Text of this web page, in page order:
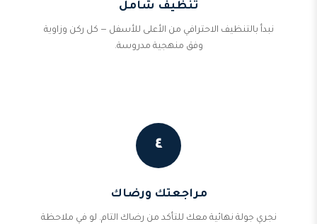
تنظيف شامل
نبدأ بالتنظيف الاحترافي من الأعلى للأسفل — كل ركن وزاوية
وفق منهجية مدروسة.
٤
مراجعتك ورضاك
نجري جولة نهائية معك للتأكد من رضاك التام. لو في ملاحظة